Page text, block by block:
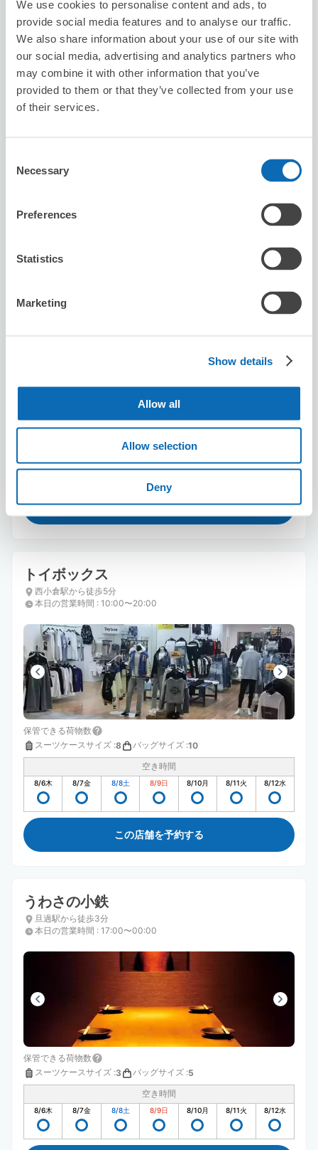
We use cookies to personalise content and ads, to
provide social media features and to analyse our traffic.
We also share information about your use of our site with
our social media, advertising and analytics partners who
may combine it with other information that you’ve
provided to them or that they’ve collected from your use
of their services.
Selection
Necessary
Preferences
Statistics
Marketing
Show details
Allow all
Allow selection
Deny
保管できる荷物数
スーツケースサイズ: 5 バッグサイズ:
小倉駅から徒歩10分
スーツケースサイズ:4 バッグサイズ:0
この店舗を予約する
トイボックス
西小倉駅から徒歩5分
本日の営業時間 : 10:00〜20:00
保管できる荷物数
スーツケースサイズ :8 バッグサイズ :10
空き時間
8/6木 8/7金 8/8土 8/9日 8/10月 8/11火 8/12水
この店舗を予約する
うわさの小鉄
旦過駅から徒歩3分
本日の営業時間 : 17:00〜00:00
保管できる荷物数
スーツケースサイズ :3 バッグサイズ :5
空き時間
8/6木 8/7金 8/8土 8/9日 8/10月 8/11火 8/12水